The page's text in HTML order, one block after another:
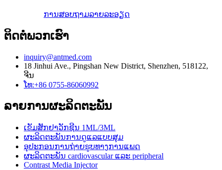
ການສອບຖາມລາຍລະອຽດ
ຕິດ​ຕໍ່​ພວກ​ເຮົາ
inquiry@antmed.com
18 Jinhui Ave., Pingshan New District, Shenzhen, 518122,
ຈີນ
ໂທ:+86 0755-86060992
ລາຍການຜະລິດຕະພັນ
ເຂັມສັກຢາວັກຊີນ 1ML/3ML
ຜະລິດຕະພັນການດູແລແບບສຸມ
ອຸປະກອນການຖ່າຍຮູບທາງການແພດ
ຜະລິດຕະພັນ cardiovascular ແລະ peripheral
Contrast Media Injector